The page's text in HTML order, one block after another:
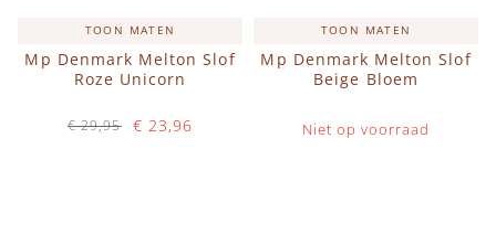
TOON MATEN
Mp Denmark Melton Slof
Roze Unicorn
€ 23,96
€ 29,95
TOON MATEN
Mp Denmark Melton Slof
Beige Bloem
Niet op voorraad